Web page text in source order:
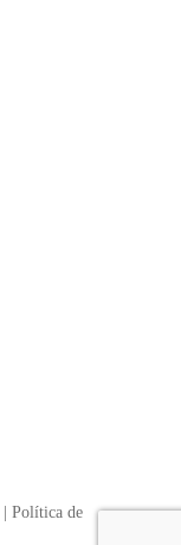
Política de